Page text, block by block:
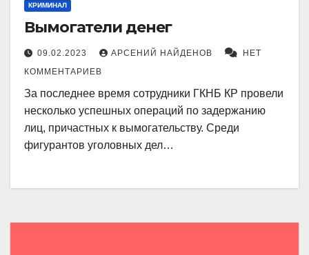
КРИМИНАЛ
Вымогатели денег
09.02.2023 АРСЕНИЙ НАЙДЕНОВ
НЕТ
КОММЕНТАРИЕВ
За последнее время сотрудники ГКНБ КР провели
несколько успешных операций по задержанию
лиц, причастных к вымогательству. Среди
фигурантов уголовных дел…